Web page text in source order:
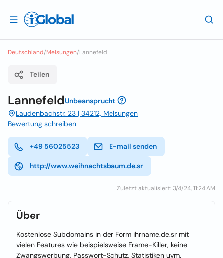
Deutschland/Melsungen/Lannefeld
Teilen
LannefeldUnbeansprucht
Laudenbachstr. 23 | 34212, Melsungen
Bewertung schreiben
+49 56025523 E-mail senden
http://www.weihnachtsbaum.de.sr
Zuletzt aktualisiert: 3/4/24, 11:24 AM
Über
Kostenlose Subdomains in der Form ihrname.de.sr mit
vielen Features wie beispielsweise Frame-Killer, keine
Zwangswerbung, Passwort-Schutz, Statistiken uvm.